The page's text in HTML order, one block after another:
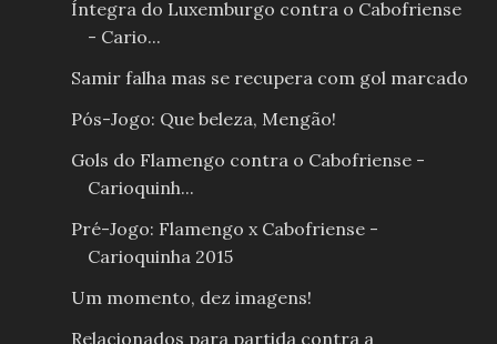
Íntegra do Luxemburgo contra o Cabofriense
- Cario...
Samir falha mas se recupera com gol marcado
Pós-Jogo: Que beleza, Mengão!
Gols do Flamengo contra o Cabofriense -
Carioquinh...
Pré-Jogo: Flamengo x Cabofriense -
Carioquinha 2015
Um momento, dez imagens!
Relacionados para partida contra a